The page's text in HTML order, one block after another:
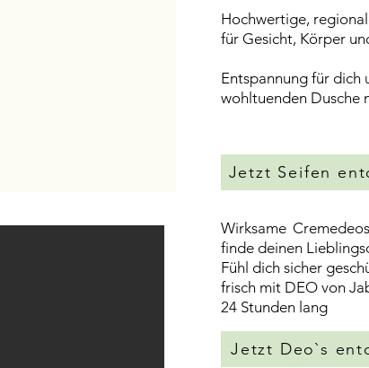
Hochwertige,
für Gesicht, Körper
Entspannung für dich
wohltuenden
Jetzt Seifen
Wirksame
finde deinen
Fühl dich sicher
frisch mit DEO von
24 Stunden lang
Jetzt Deo`s